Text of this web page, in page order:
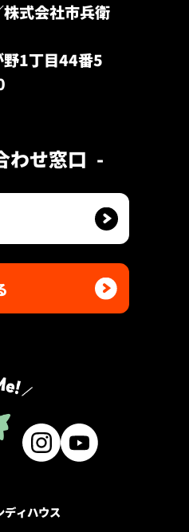
式会社市兵衛
野1丁目44番5
わせ窓口
ディハウス